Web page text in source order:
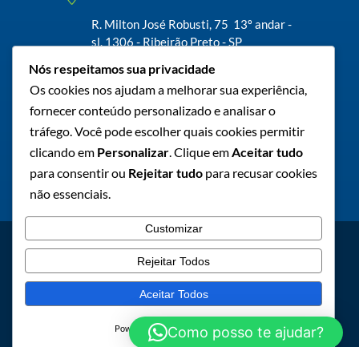
R. Milton José Robusti, 75 13º andar -
sl. 1306 - Ribeirão Preto - SP
Serra - ES
R. Atalydes Moreira de Souza, 1472 sl.
08 - Serra -ES
AVANZI QUÍMICA © 2023 TODOS OS DIREITOS
RESERVADOS
CRIADO POR - SPERIA MARKETING DIGITAL
Nós respeitamos sua privacidade
Os cookies nos ajudam a melhorar sua experiência,
fornecer conteúdo personalizado e analisar o
tráfego. Você pode escolher quais cookies permitir
clicando em Personalizar . Clique em Aceitar tudo
para consentir ou Rejeitar tudo para recusar cookies
não essenciais.
Customizar
Rejeitar Todos
Aceitar Todos
Powered by Como posso te ajudar?